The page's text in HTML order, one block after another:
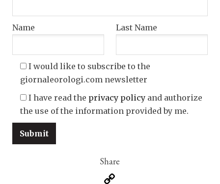
Name Last Name
I would like to subscribe to the
giornaleorologi.com newsletter
I have read the privacy policy and authorize
the use of the information provided by me.